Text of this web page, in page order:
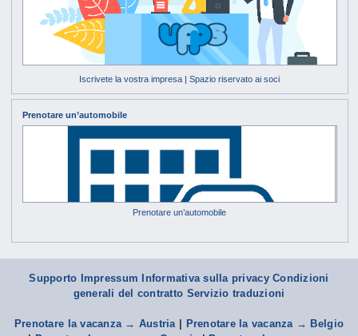
Iscrivete la vostra impresa |Spazio riservato ai soci
Prenotare un’automobile
Prenotare un’automobile
Supporto Impressum Informativa sulla privacy Condizioni
generali del contratto Servizio traduzioni
Prenotare la vacanza → Austria|
Prenotare la vacanza → Belgio